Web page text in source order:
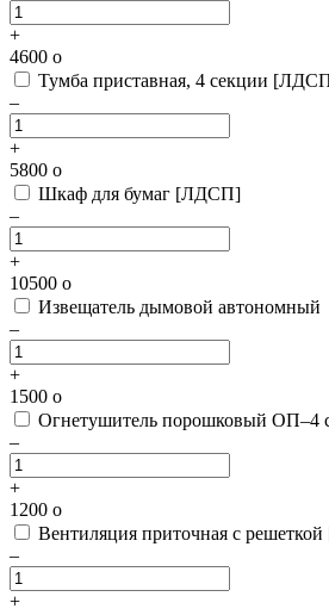
+
4600 o
Тумба приставная, 4 секции
–
+
5800 o
Шкаф для бумаг [ЛДСП]
–
+
10500 o
Извещатель дымовой автономный
–
+
1500 o
Огнетушитель порошковый ОП–4
–
+
1200 o
Вентиляция приточная с решеткой
–
+